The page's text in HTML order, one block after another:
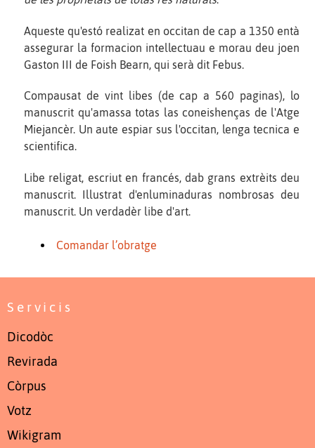
Aqueste qu'estó realizat en occitan de cap a 1350 entà
assegurar la formacion intellectuau e morau deu joen
Gaston III de Foish Bearn, qui serà dit Febus.
Compausat de vint libes (de cap a 560 paginas), lo
manuscrit qu'amassa totas las coneishenças de l'Atge
Miejancèr. Un aute espiar sus l'occitan, lenga tecnica e
scientifica.
Libe religat, escriut en francés, dab grans extrèits deu
manuscrit. Illustrat d'enluminaduras nombrosas deu
manuscrit. Un verdadèr libe d'art.
Comandar l’obratge
Servicis
Dicodòc
Revirada
Còrpus
Votz
Wikigram